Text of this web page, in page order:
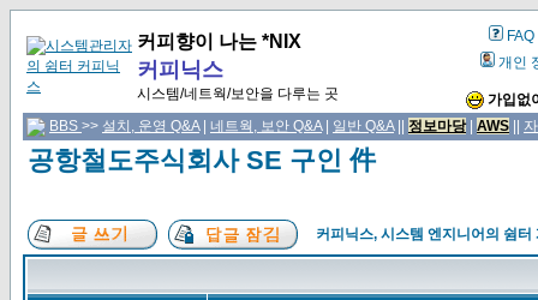
커피향이 나는 *NIX
커피닉스
시스템/네트웍/보안을 다루는 곳
FAQ
개인
가입없
BBS >> 설치, 운영 Q&A| 네트웍, 보안 Q&A| 일반 Q&A|| 정보마당| AWS
공항철도주식회사 SE 구인 件
커피닉스, 시스템 엔지니어의 쉼터